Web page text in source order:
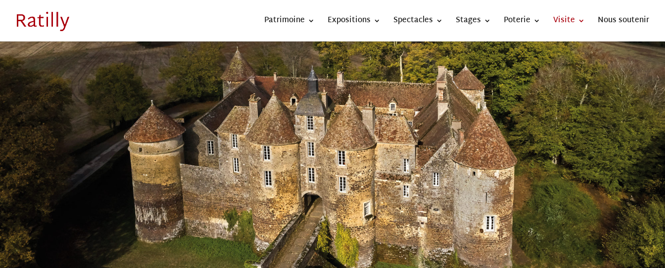
Patrimoine Expositions Spectacles Stages Poterie Visite Nous soutenir